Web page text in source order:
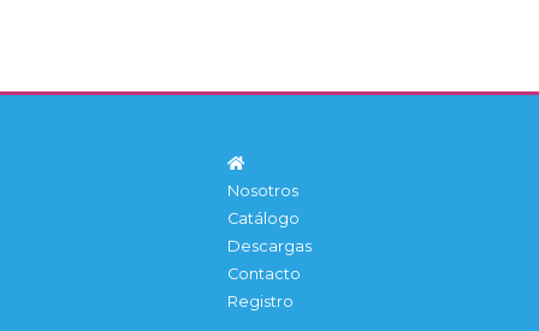
Nosotros
Catálogo
Descargas
Contacto
Registro